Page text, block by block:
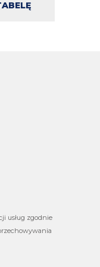
usług zgodnie